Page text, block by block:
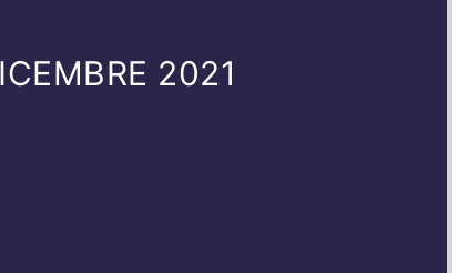
2021